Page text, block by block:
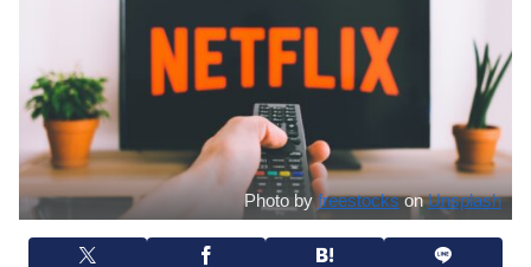
Photo by freestocksonUnsplash